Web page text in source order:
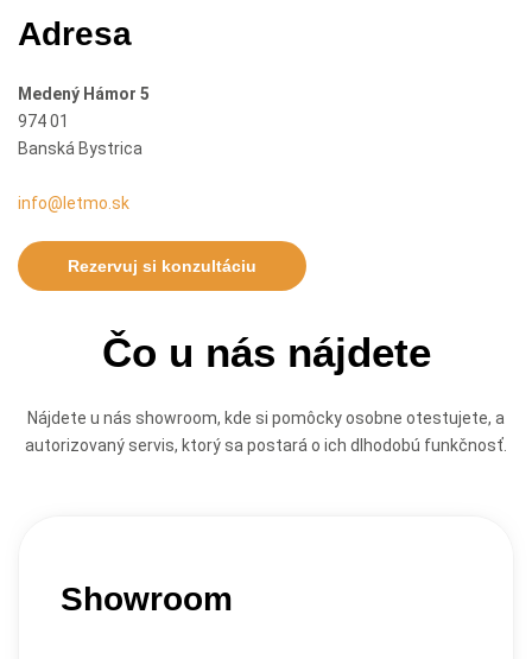
Adresa
Medený Hámor 5
974 01
Banská Bystrica
info@letmo.sk
Rezervuj si konzultáciu
Čo u nás nájdete
Nájdete u nás showroom, kde si pomôcky osobne otestujete, a
autorizovaný servis, ktorý sa postará o ich dlhodobú funkčnosť.
Showroom